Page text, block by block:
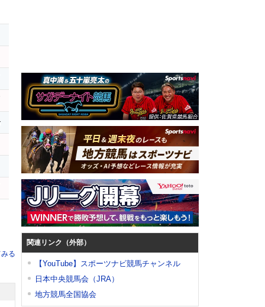
る
関連リンク（外部）
【YouTube】スポーツナビ競馬チャンネル
日本中央競馬会（JRA）
地方競馬全国協会